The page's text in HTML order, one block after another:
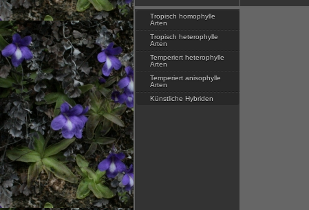
Tropisch homophylle
Arten
Tropisch heterophylle
Arten
Temperiert heterophylle
Arten
Temperiert anisophylle
Arten
Künstliche Hybriden